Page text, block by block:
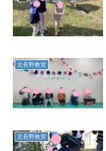
北長野教室
北長野教室